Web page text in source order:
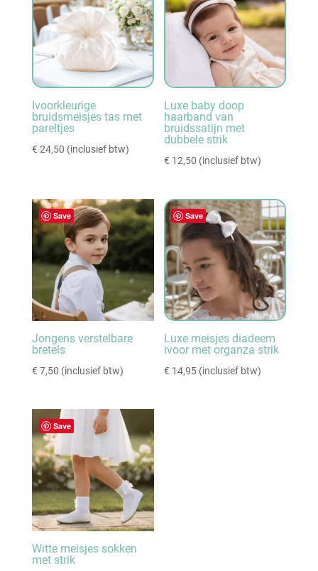
Ivoorkleurige
bruidsmeisjes tas met
pareltjes
€ 24,50 (inclusief btw)
Luxe baby doop
haarband van
bruidssatijn met
dubbele strik
€ 12,50 (inclusief btw)
Save
Jongens verstelbare
bretels
€ 7,50 (inclusief btw)
Save
Luxe meisjes diadeem
ivoor met organza strik
€ 14,95 (inclusief btw)
Save
Witte meisjes sokken
met strik